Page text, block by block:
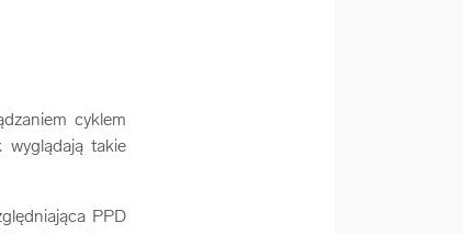
cyklem
wyglądają takie
PPD